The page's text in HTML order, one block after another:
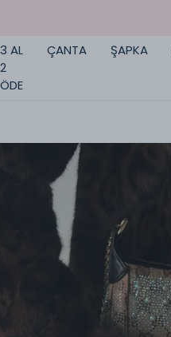
3 AL
2
ÖDE
ÇANTA ŞAPKA